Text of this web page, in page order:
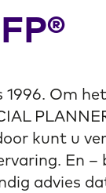
Om
kunt u
En –
advies